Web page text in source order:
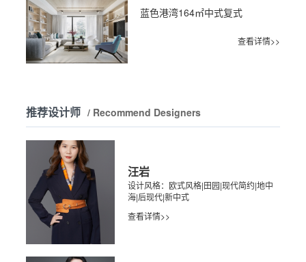
蓝色港湾164㎡中式复式
查看详情>>
推荐设计师 / Recommend Designers
汪岩
设计风格：欧式风格|田园|现代简约|地中
海|后现代|新中式
查看详情>>